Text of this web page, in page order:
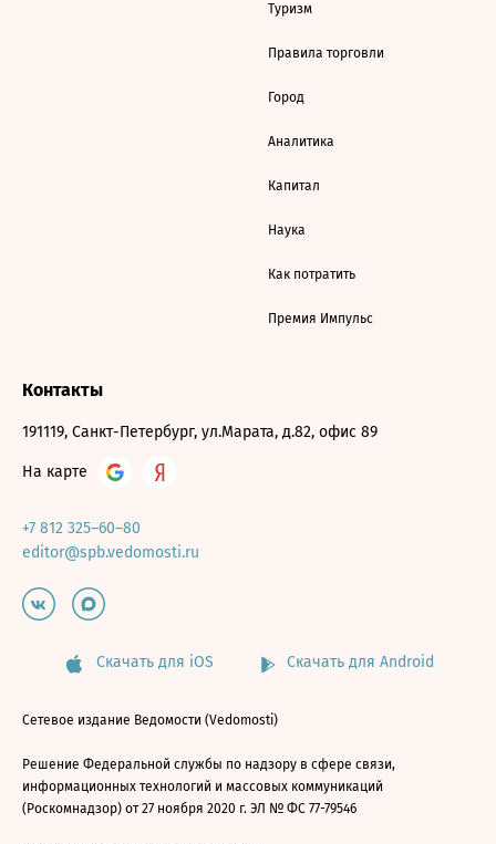
Туризм
Правила торговли
Город
Аналитика
Капитал
Наука
Как потратить
Премия Импульс
Контакты
191119, Санкт-Петербург, ул.Марата, д.82, офис 89
На карте
+7 812 325–60–80
editor@spb.vedomosti.ru
Скачать для iOS Скачать для Android
Сетевое издание Ведомости (Vedomosti)
Решение Федеральной службы по надзору в сфере связи,
информационных технологий и массовых коммуникаций
(Роскомнадзор) от 27 ноября 2020 г. ЭЛ № ФС 77-79546